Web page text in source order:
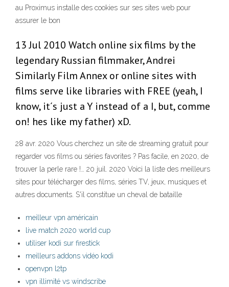
au Proximus installe des cookies sur ses sites web pour
assurer le bon
13 Jul 2010 Watch online six films by the
legendary Russian filmmaker, Andrei
Similarly Film Annex or online sites with
films serve like libraries with FREE (yeah, I
know, it´s just a Y instead of a I, but, comme
on! hes like my father) xD.
28 avr. 2020 Vous cherchez un site de streaming gratuit pour
regarder vos films ou séries favorites ? Pas facile, en 2020, de
trouver la perle rare !… 20 juil. 2020 Voici la liste des meilleurs
sites pour télécharger des films, séries TV, jeux, musiques et
autres documents. S'il constitue un cheval de bataille
meilleur vpn américain
live match 2020 world cup
utiliser kodi sur firestick
meilleurs addons vidéo kodi
openvpn l2tp
vpn illimité vs windscribe